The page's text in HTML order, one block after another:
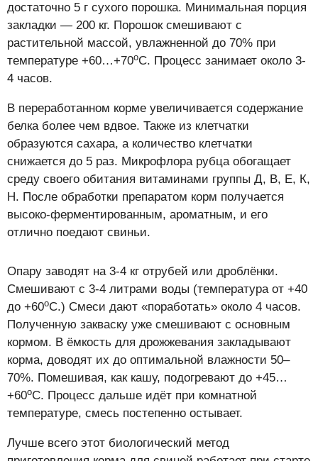
достаточно 5 г сухого порошка. Минимальная порция
закладки — 200 кг. Порошок смешивают с
растительной массой, увлажненной до 70% при
температуре +60…+70оС. Процесс занимает около 3-
4 часов.
В переработанном корме увеличивается содержание
белка более чем вдвое. Также из клетчатки
образуются сахара, а количество клетчатки
снижается до 5 раз. Микрофлора рубца обогащает
среду своего обитания витаминами группы Д, В, Е, К,
Н. После обработки препаратом корм получается
высоко-ферментированным, ароматным, и его
отлично поедают свиньи.
Опару заводят на 3-4 кг отрубей или дроблёнки.
Смешивают с 3-4 литрами воды (температура от +40
до +60оС.) Смеси дают «поработать» около 4 часов.
Полученную закваску уже смешивают с основным
кормом. В ёмкость для дрожжевания закладывают
корма, доводят их до оптимальной влажности 50–
70%. Помешивая, как кашу, подогревают до +45…
+60оС. Процесс дальше идёт при комнатной
температуре, смесь постепенно остывает.
Лучше всего этот биологический метод